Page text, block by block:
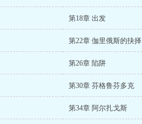
第18章 出发
第22章 伽里俄斯的抉择
第26章 陷阱
第30章 芬格鲁芬多克
第34章 阿尔扎戈斯